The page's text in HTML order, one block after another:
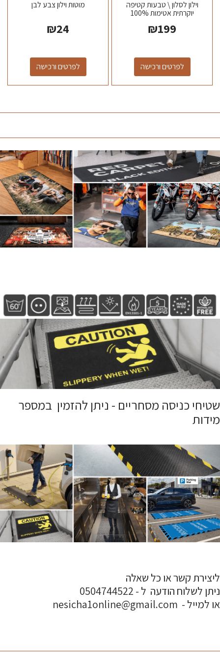
וילון לסלון \ טבעות קטיפה
יוקרתית אטימות 100%
₪199
לפרטים ורכישה
מוטות וילון צבע לבן
₪24
לפרטים ורכישה
שטיחי כניסה מסחריים - ניתן להזמין במספר
מידות
ליצירת קשר או כל שאלה
ניתן לשלוח הודעה ל - 0504744522
או למייל - nesicha1online@gmail.com